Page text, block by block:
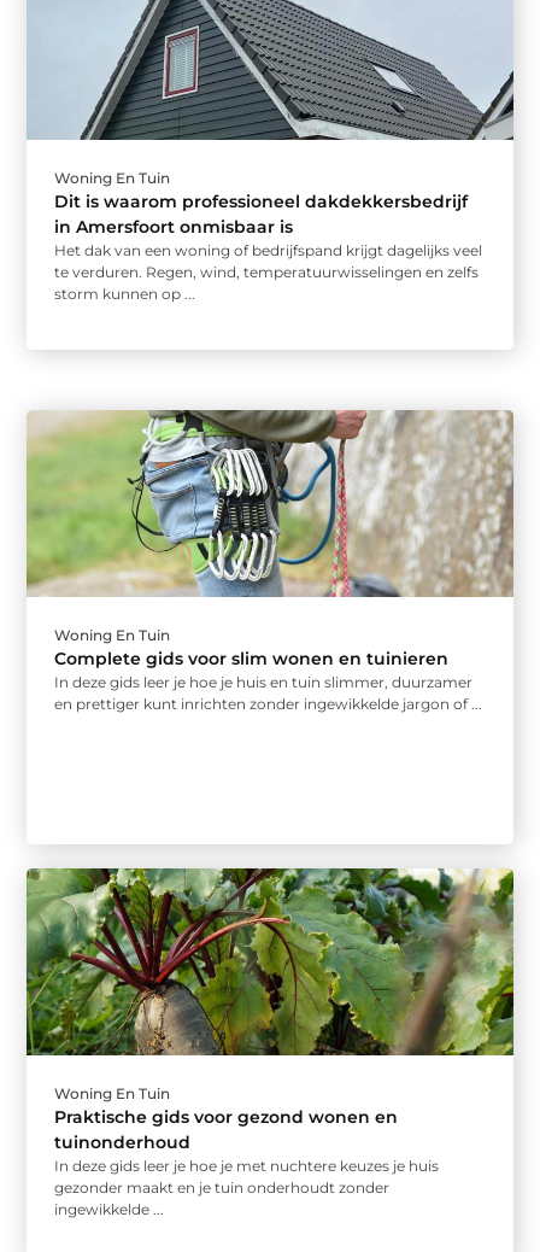
Woning En Tuin
Dit is waarom professioneel dakdekkersbedrijf
in Amersfoort onmisbaar is
Het dak van een woning of bedrijfspand krijgt dagelijks veel
te verduren. Regen, wind, temperatuurwisselingen en zelfs
storm kunnen op ...
Woning En Tuin
Complete gids voor slim wonen en tuinieren
In deze gids leer je hoe je huis en tuin slimmer, duurzamer
en prettiger kunt inrichten zonder ingewikkelde jargon of ...
Woning En Tuin
Praktische gids voor gezond wonen en
tuinonderhoud
In deze gids leer je hoe je met nuchtere keuzes je huis
gezonder maakt en je tuin onderhoudt zonder
ingewikkelde ...